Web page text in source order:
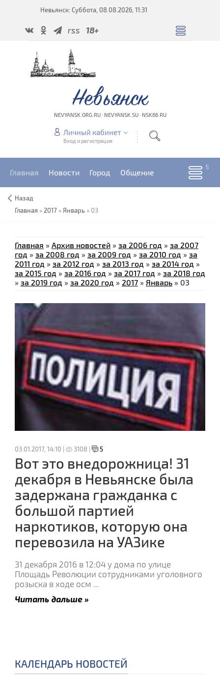
Невьянск: Суббота, 08.08.2026, 11:31
rss 18+
Невьянск
NEVYANSK.ORG.RU · NEVYANSK.SU · NSK66.RU
Личный кабинет
Вход и регистрация
Главная Новости Город Общение
Назад
Главная » 2017 » Январь » 03
Главная » Архив новостей » за 2006 год » за 2007
год » за 2008 год » за 2009 год » за 2010 год » за
2011 год » за 2012 год » за 2013 год » за 2014 год »
за 2015 год » за 2016 год » за 2017 год » за 2018 год
» за 2019 год » за 2020 год » 2017 » Январь » 03
03.01.2017, 14:10 | 3108 | 5
Вот это внедорожница! 31
декабря в Невьянске была
задержана гражданка c
большой партией
наркотиков, которую она
перевозила на УАЗике
31 декабря 2016 в 12:04 у дома по улице
Площадь Революции сотрудниками уголовного
розыска в ходе осм ...
Читать дальше »
КАЛЕНДАРЬ НОВОСТЕЙ